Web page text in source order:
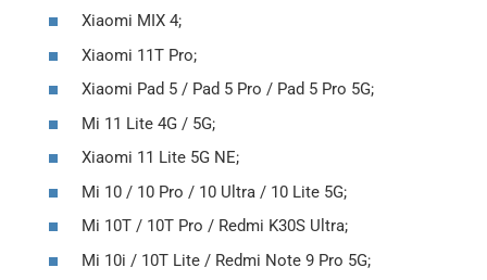
Xiaomi MIX 4;
Xiaomi 11T Pro;
Xiaomi Pad 5 / Pad 5 Pro / Pad 5 Pro 5G;
Mi 11 Lite 4G / 5G;
Xiaomi 11 Lite 5G NE;
Mi 10 / 10 Pro / 10 Ultra / 10 Lite 5G;
Mi 10T / 10T Pro / Redmi K30S Ultra;
Mi 10i / 10T Lite / Redmi Note 9 Pro 5G;